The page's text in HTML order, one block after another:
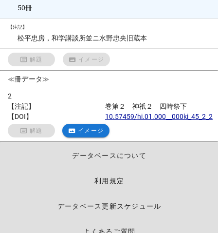
50冊
【注記】
松平忠房，和学講談所並ニ水野忠央旧蔵本
解題 イメージ
≪冊データ≫
2
【注記】
巻第２ 神祇２ 四時祭下
【DOI】
10.57459/hi.01.000__000ki_45_2_2
解題 イメージ
データベースについて
利用規定
データベース更新スケジュール